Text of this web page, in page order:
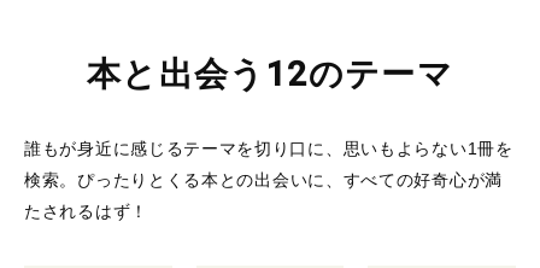
本と出会う12のテーマ
誰もが身近に感じるテーマを切り口に、思いもよらない1冊を
検索。 ぴったりとくる本との出会いに、すべての好奇心が満
たされるはず！